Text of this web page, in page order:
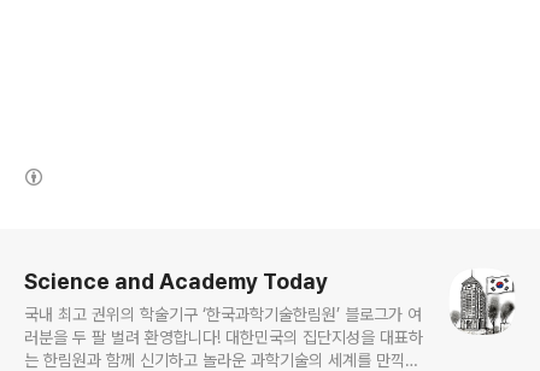
Science and Academy Today
국내 최고 권위의 학술기구 ‘한국과학기술한림원’ 블로그가 여
러분을 두 팔 벌려 환영합니다! 대한민국의 집단지성을 대표하
는 한림원과 함께 신기하고 놀라운 과학기술의 세계를 만끽하